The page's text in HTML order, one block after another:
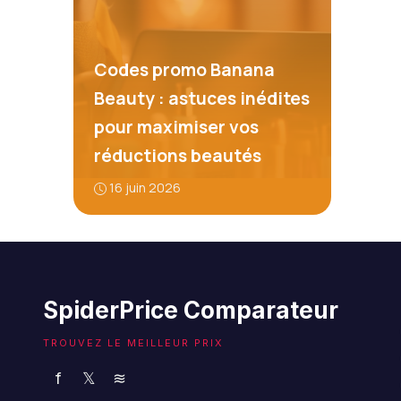
Codes promo Banana
Beauty : astuces inédites
pour maximiser vos
réductions beautés
16 juin 2026
SpiderPrice Comparateur
TROUVEZ LE MEILLEUR PRIX
f 𝕏 ≋